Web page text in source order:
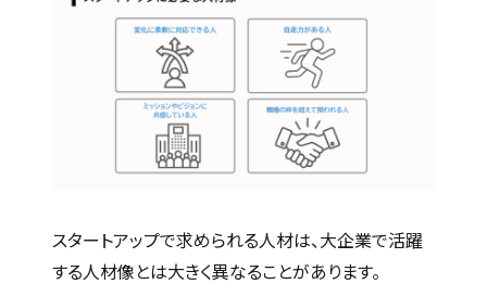
スタートアップで求められる人材は、大企業で活躍
する人材像とは大きく異なることがあります。